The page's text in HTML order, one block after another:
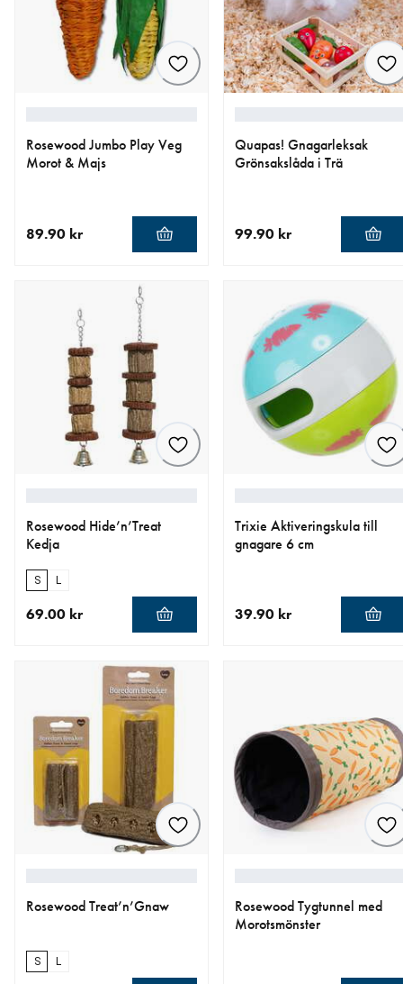
Rosewood Jumbo Play Veg
Morot & Majs
89.90 kr
Quapas! Gnagarleksak
Grönsakslåda i Trä
99.90 kr
Rosewood Hide’n’Treat
Kedja
S L
69.00 kr
Trixie Aktiveringskula till
gnagare 6 cm
39.90 kr
Rosewood Treat’n’Gnaw
S L
Rosewood Tygtunnel med
Morotsmönster